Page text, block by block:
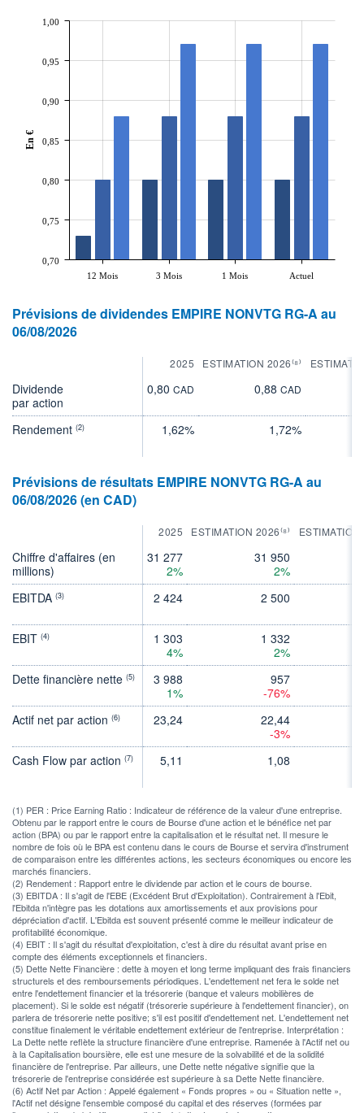
12 Mois 3 Mois 1 Mois Actuel
0,70
0,75
0,80
0,85
0,90
0,95
1,00
En €
Prévisions de dividendes EMPIRE NONVTG RG-A au
06/08/2026
2025 ESTIMATION 2026⁽⁸⁾
Dividende
par action
0,80 CAD 0,88 CAD
Rendement (2) 1,62% 1,72%
Prévisions de résultats EMPIRE NONVTG RG-A au
06/08/2026 (en CAD)
2025 ESTIMATION 2026⁽⁸⁾
Chiffre d'affaires (en
millions)
31 277
2%
31 950
2%
EBITDA (3) 2 424 2 500
EBIT (4)
1 303
4%
1 332
2%
Dette financière nette (5)
3 988
1%
957
-76%
Actif net par action (6) 23,24
22,44
-3%
Cash Flow par action (7) 5,11 1,08
(1) PER : Price Earning Ratio : Indicateur de référence de la valeur d'une entreprise.
Obtenu par le rapport entre le cours de Bourse d'une action et le bénéfice net par
action (BPA) ou par le rapport entre la capitalisation et le résultat net. Il mesure le
nombre de fois où le BPA est contenu dans le cours de Bourse et servira d'instrument
de comparaison entre les différentes actions, les secteurs économiques ou encore les
marchés financiers.
(2) Rendement : Rapport entre le dividende par action et le cours de bourse.
(3) EBITDA : Il s'agit de l'EBE (Excédent Brut d'Exploitation). Contrairement à l'Ebit,
l'Ebitda n'intègre pas les dotations aux amortissements et aux provisions pour
dépréciation d'actif. L'Ebitda est souvent présenté comme le meilleur indicateur de
profitabilité économique.
(4) EBIT : Il s'agit du résultat d'exploitation, c'est à dire du résultat avant prise en
compte des éléments exceptionnels et financiers.
(5) Dette Nette Financière : dette à moyen et long terme impliquant des frais financiers
structurels et des remboursements périodiques. L'endettement net fera le solde net
entre l'endettement financier et la trésorerie (banque et valeurs mobilières de
placement). Si le solde est négatif (trésorerie supérieure à l'endettement financier), on
parlera de trésorerie nette positive; s'il est positif d'endettement net. L'endettement net
constitue finalement le véritable endettement extérieur de l'entreprise. Interprétation :
La Dette nette reflète la structure financière d'une entreprise. Ramenée à l'Actif net ou
à la Capitalisation boursière, elle est une mesure de la solvabilité et de la solidité
financière de l'entreprise. Par ailleurs, une Dette nette négative signifie que la
trésorerie de l'entreprise considérée est supérieure à sa Dette Nette financière.
(6) Actif Net par Action : Appelé également « Fonds propres » ou « Situation nette »,
l'Actif net désigne l'ensemble composé du capital et des réserves (formées par